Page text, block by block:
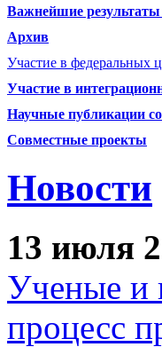
Важнейшие результаты
Архив
Участие в федеральных
Участие в
Научные публикации
Совместные проекты
Новости
13 июля
Ученые и
процесс